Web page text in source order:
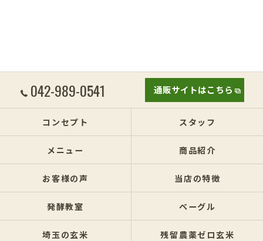
042-989-0541 通販サイトはこちら
コンセプト スタッフ
メニュー 商品紹介
お客様の声 当店の特徴
発酵教室 ベーグル
埼玉の玄米 残留農薬ゼロ玄米